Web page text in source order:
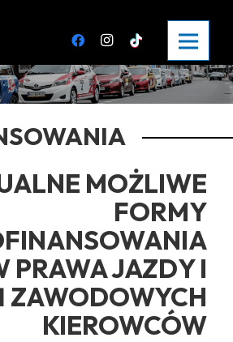
MOŻLIWE
FORMY
PRAWA JAZDY I
ZAWODOWYCH
KIEROWCÓW